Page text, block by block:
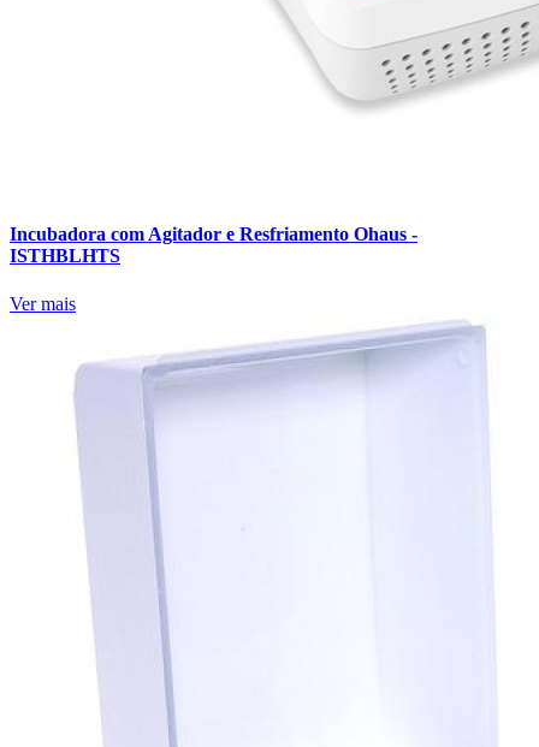
Incubadora com Agitador e Resfriamento Ohaus -
ISTHBLHTS
Ver mais